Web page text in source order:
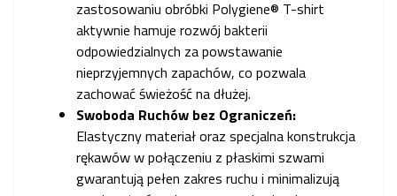
zastosowaniu obróbki Polygiene® T-shirt
aktywnie hamuje rozwój bakterii
odpowiedzialnych za powstawanie
nieprzyjemnych zapachów, co pozwala
zachować świeżość na dłużej.
Swoboda Ruchów bez Ograniczeń:
Elastyczny materiał oraz specjalna konstrukcja
rękawów w połączeniu z płaskimi szwami
gwarantują pełen zakres ruchu i minimalizują